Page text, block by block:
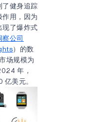
了健身追踪
用，因为
现了爆炸式
公司
）的数
场规模为
年，
美元。